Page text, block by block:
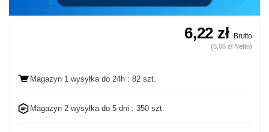
6,22 zł Brutto
(5,06 zł Netto)
Magazyn 1 wysyłka do 24h : 82 szt.
Magazyn 2 wysyłka do 5 dni : 350 szt.